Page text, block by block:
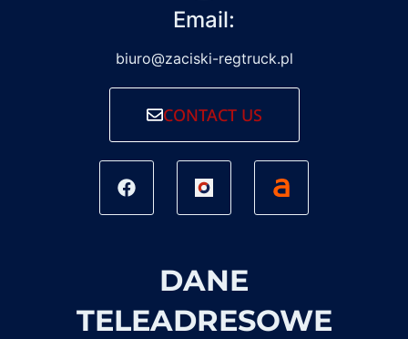
Email:
biuro@zaciski-regtruck.pl
CONTACT US
DANE
TELEADRESOWE